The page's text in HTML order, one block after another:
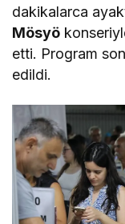
dakikalarca
Mösyö
etti. Program
edildi.